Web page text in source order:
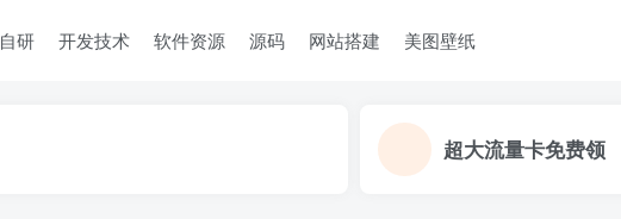
自研 开发技术 软件资源 源码 网站搭建 美图壁纸
超大流量卡免费领